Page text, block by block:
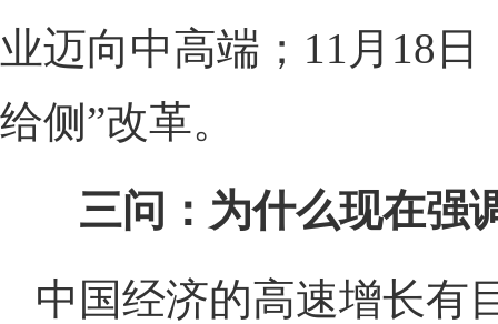
业迈向中高端；11月18
给侧”改革。
三问：为什么现在强
中国经济的高速增长有